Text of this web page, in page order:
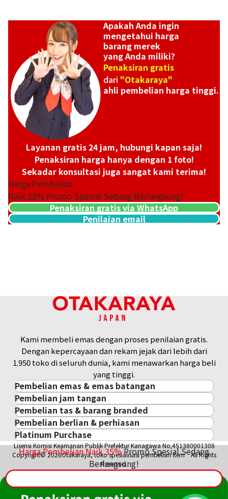
John Lobb CHAPEL Double Monk
Referensi Harga Buyback
Apakah Anda ingin
mengetahui harga
barang merek
yang Anda miliki?
Penaksiran gratis
dari "Otakaraya"
ahli pembelian harga tinggi.
Layanan gratis 24 jam, hubungi kapan saja!
Penaksiran harga hanya dengan 1 foto!
Sekadar konsultasi juga sangat kami terima!
Harga Pembelian
Naik35% Promo Spesial Sedang Berlangsung!
Penaksiran gratis via WhatsApp
Penilaian email
Harga Pembelian Naik35%Promo Spesial Sedang
Berlangsung!
Kami membeli emas dengan proses penilaian gratis.
Dengan kepercayaan dan rekam jejak dari lebih dari
1.950 toko di seluruh dunia, kami menawarkan harga beli
yang tinggi.
Pembelian emas & emas batangan
Pembelian emas & emas batangan
Emas Batangan / Gold Bar
Koin Emas
Harga Pasar Emas / Kurs Emas
Aksesoris Emas
Pembelian jam tangan
Pembelian jam tangan
ROLEX
PATEK PHILIPPE
AUDEMARS PIGUET
VACHERON CONSTANTIN
BREGUEST
Pembelian tas & barang branded
Pembelian tas & barang branded
Cartier
LOUIS VUITTON
Hermès
CELINE
Pembelian berlian & perhiasan
Pembelian berlian & perhiasan
Berlian
Zamrud
Safir
Rubi
Platinum Purchase
Platinum
Lisensi Komisi Keamanan Publik Prefektur Kanagawa No.451380001308
Copyright© 2026Otakaraya, toko spesialisasi pembelian item All Rights
Reserved.